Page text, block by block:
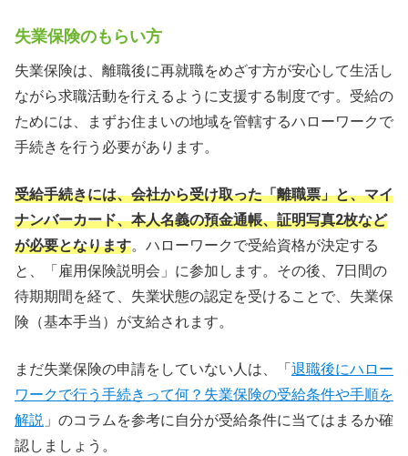
失業保険のもらい方
失業保険は、離職後に再就職をめざす方が安心して生活し
ながら求職活動を行えるように支援する制度です。受給の
ためには、まずお住まいの地域を管轄するハローワークで
手続きを行う必要があります。
受給手続きには、会社から受け取った「離職票」と、マイ
ナンバーカード、本人名義の預金通帳、証明写真2枚など
が必要となります。ハローワークで受給資格が決定する
と、「雇用保険説明会」に参加します。その後、7日間の
待期期間を経て、失業状態の認定を受けることで、失業保
険（基本手当）が支給されます。
まだ失業保険の申請をしていない人は、「 退職後にハロー
ワークで行う手続きって何？失業保険の受給条件や手順を
解説 」のコラムを参考に自分が受給条件に当てはまるか確
認しましょう。